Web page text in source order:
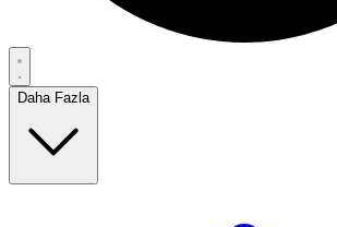
Daha Fazla